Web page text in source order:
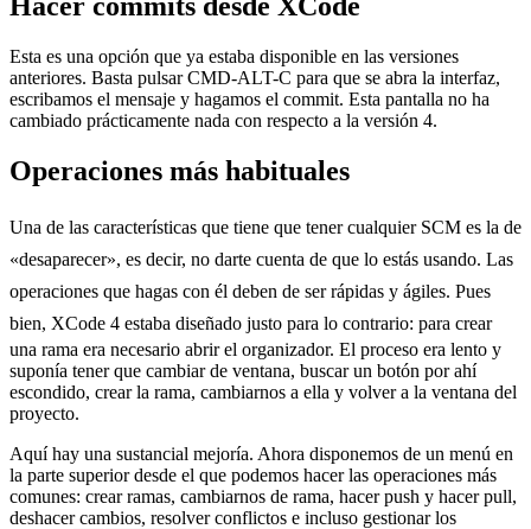
Esta es una opción que ya estaba disponible en las versiones
anteriores. Basta pulsar CMD-ALT-C para que se abra la interfaz,
escribamos el mensaje y hagamos el commit. Esta pantalla no ha
cambiado prácticamente nada con respecto a la versión 4.
Operaciones más habituales
Una de las características que tiene que tener cualquier SCM es la de
«desaparecer», es decir, no darte cuenta de que lo estás usando. Las
operaciones que hagas con él deben de ser rápidas y ágiles. Pues
bien, XCode 4 estaba diseñado justo para lo contrario: para crear
una rama era necesario abrir el organizador. El proceso era lento y
suponía tener que cambiar de ventana, buscar un botón por ahí
escondido, crear la rama, cambiarnos a ella y volver a la ventana del
proyecto.
Aquí hay una sustancial mejoría. Ahora disponemos de un menú en
la parte superior desde el que podemos hacer las operaciones más
comunes: crear ramas, cambiarnos de rama, hacer push y hacer pull,
deshacer cambios, resolver conflictos e incluso gestionar los